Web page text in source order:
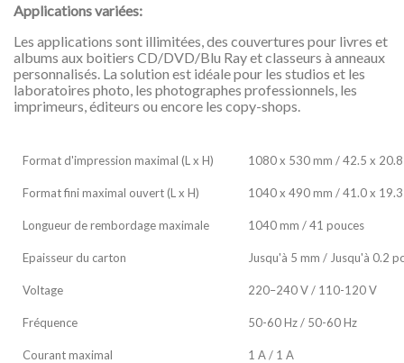
Applications variées:
Les applications sont illimitées, des couvertures pour livres et
albums aux boitiers CD/DVD/Blu Ray et classeurs à anneaux
personnalisés. La solution est idéale pour les studios et les
laboratoires photo, les photographes professionnels, les
imprimeurs, éditeurs ou encore les copy-shops.
Format d'impression maximal (L x H) 1080 x 530 mm / 42.5 x
Format fini maximal ouvert (L x H) 1040 x 490 mm / 41.0 x
Longueur de rembordage maximale 1040 mm / 41 pouces
Epaisseur du carton Jusqu'à 5 mm / Jusqu'à 0.2
Voltage 220–240 V / 110-120 V
Fréquence 50-60 Hz / 50-60 Hz
Courant maximal 1 A / 1 A